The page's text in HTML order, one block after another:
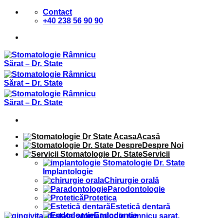
Sari
Contact
+40 238 56 90 90
Acasă
Despre Noi
Servicii
Implantologie
Chirurgie orală
Parodontologie
Protetica
Estetică dentară
Endodontie